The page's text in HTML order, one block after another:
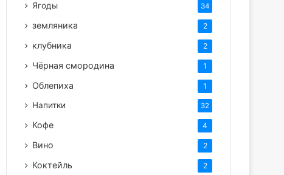
Ягоды 34
земляника 2
клубника 2
Чёрная смородина 1
Облепиха 1
Напитки 32
Кофе 4
Вино 2
Коктейль 2